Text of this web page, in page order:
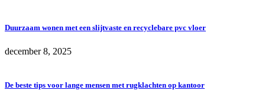
Duurzaam wonen met een slijtvaste en recyclebare pvc vloer
december 8, 2025
De beste tips voor lange mensen met rugklachten op kantoor